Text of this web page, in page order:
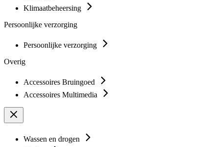
Klimaatbeheersing
Persoonlijke verzorging
Persoonlijke verzorging
Overig
Accessoires Bruingoed
Accessoires Multimedia
Wassen en drogen